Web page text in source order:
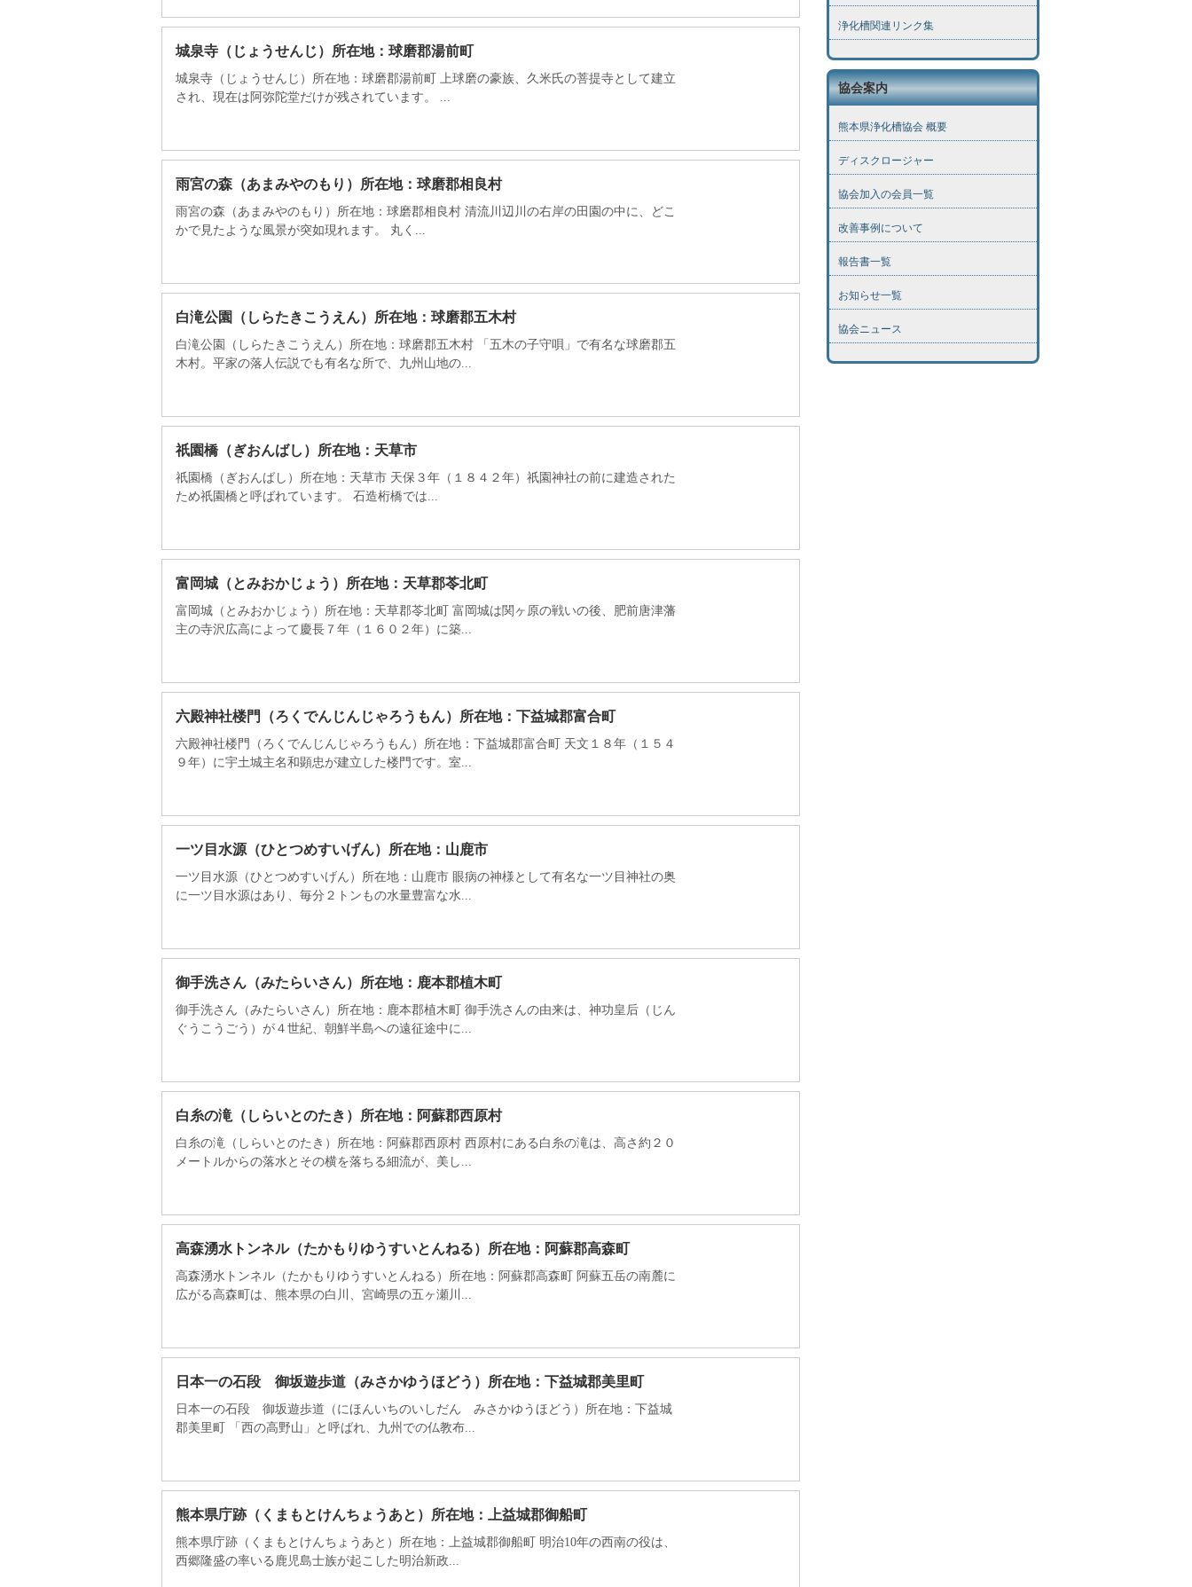
城泉寺（じょうせんじ）所在地：球磨郡湯前町
城泉寺（じょうせんじ）所在地：球磨郡湯前町 上球磨の豪族、久米氏の菩提寺として建立
され、現在は阿弥陀堂だけが残されています。 ...
雨宮の森（あまみやのもり）所在地：球磨郡相良村
雨宮の森（あまみやのもり）所在地：球磨郡相良村 清流川辺川の右岸の田園の中に、どこ
かで見たような風景が突如現れます。 丸く...
白滝公園（しらたきこうえん）所在地：球磨郡五木村
白滝公園（しらたきこうえん）所在地：球磨郡五木村 「五木の子守唄」で有名な球磨郡五
木村。平家の落人伝説でも有名な所で、九州山地の...
祇園橋（ぎおんばし）所在地：天草市
祇園橋（ぎおんばし）所在地：天草市 天保３年（１８４２年）祇園神社の前に建造された
ため祇園橋と呼ばれています。 石造桁橋では...
富岡城（とみおかじょう）所在地：天草郡苓北町
富岡城（とみおかじょう）所在地：天草郡苓北町 富岡城は関ヶ原の戦いの後、肥前唐津藩
主の寺沢広高によって慶長７年（１６０２年）に築...
六殿神社楼門（ろくでんじんじゃろうもん）所在地：下益城郡富合町
六殿神社楼門（ろくでんじんじゃろうもん）所在地：下益城郡富合町 天文１８年（１５４
９年）に宇土城主名和顕忠が建立した楼門です。室...
一ツ目水源（ひとつめすいげん）所在地：山鹿市
一ツ目水源（ひとつめすいげん）所在地：山鹿市 眼病の神様として有名な一ツ目神社の奥
に一ツ目水源はあり、毎分２トンもの水量豊富な水...
御手洗さん（みたらいさん）所在地：鹿本郡植木町
御手洗さん（みたらいさん）所在地：鹿本郡植木町 御手洗さんの由来は、神功皇后（じん
ぐうこうごう）が４世紀、朝鮮半島への遠征途中に...
白糸の滝（しらいとのたき）所在地：阿蘇郡西原村
白糸の滝（しらいとのたき）所在地：阿蘇郡西原村 西原村にある白糸の滝は、高さ約２０
メートルからの落水とその横を落ちる細流が、美し...
高森湧水トンネル（たかもりゆうすいとんねる）所在地：阿蘇郡高森町
高森湧水トンネル（たかもりゆうすいとんねる）所在地：阿蘇郡高森町 阿蘇五岳の南麓に
広がる高森町は、熊本県の白川、宮崎県の五ヶ瀬川...
日本一の石段 御坂遊歩道（みさかゆうほどう）所在地：下益城郡美里町
日本一の石段 御坂遊歩道（にほんいちのいしだん みさかゆうほどう）所在地：下益城
郡美里町 「西の高野山」と呼ばれ、九州での仏教布...
熊本県庁跡（くまもとけんちょうあと）所在地：上益城郡御船町
熊本県庁跡（くまもとけんちょうあと）所在地：上益城郡御船町 明治10年の西南の役は、
西郷隆盛の率いる鹿児島士族が起こした明治新政...
浄化槽関連リンク集
協会案内
熊本県浄化槽協会 概要
ディスクロージャー
協会加入の会員一覧
改善事例について
報告書一覧
お知らせ一覧
協会ニュース